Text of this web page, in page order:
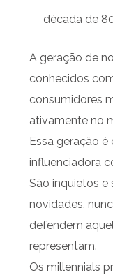
década de
A geração de
conhecidos
consumidores
ativamente no
Essa geração
influenciadora
São inquietos
novidades,
defendem
representam.
Os millennials